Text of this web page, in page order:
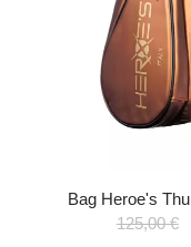
Bag Heroe's
125,00 €